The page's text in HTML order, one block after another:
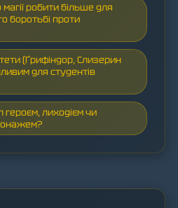
робити більше для
боротьбі проти
(Ґрифіндор, Слизерин
для студентів
героєм, лиходієм чи